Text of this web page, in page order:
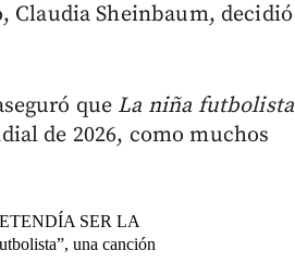
Claudia Sheinbaum, decidió
que La niña futbolista
de 2026, como muchos
SER LA
una canción